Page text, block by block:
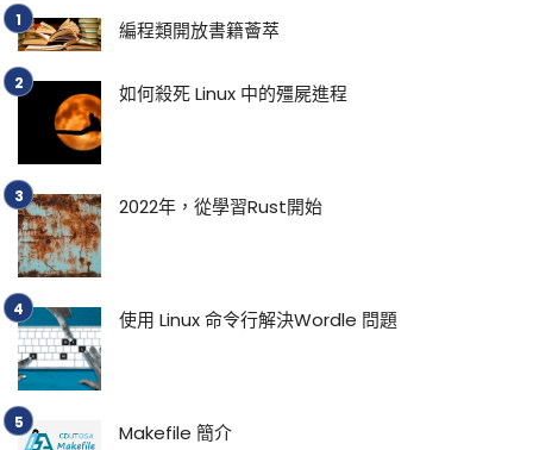
編程類開放書籍薈萃
如何殺死 Linux 中的殭屍進程
2022年，從學習Rust開始
使用 Linux 命令行解決Wordle 問題
Makefile 簡介